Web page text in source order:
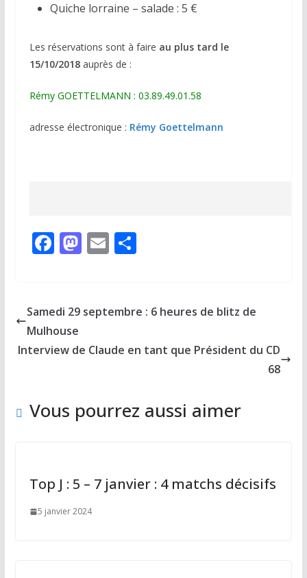
Quiche lorraine – salade : 5 €
Les réservations sont à faire au plus tard le
15/10/2018 auprès de :
Rémy GOETTELMANN : 03.89.49.01.58
adresse électronique : Rémy Goettelmann
F
b
o
o
M
d
n
E
l
P
g
Samedi 29 septembre : 6 heures de blitz de
Mulhouse
Interview de Claude en tant que Président du CD
68
Vous pourrez aussi aimer
Top J : 5 – 7 janvier : 4 matchs décisifs
5 janvier 2024